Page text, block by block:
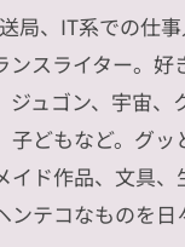
局、IT系での仕
ンスライター。好
ジュゴン、宇宙、
子どもなど。グッ
イド作品、文具、
ンテコなものを日